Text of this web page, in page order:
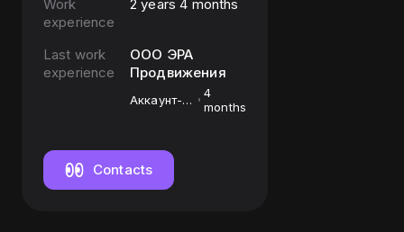
Work
experience
2 years 4 months
Last work
experience
ООО ЭРА
Продвижения
Аккаунт-
4
months
Contacts